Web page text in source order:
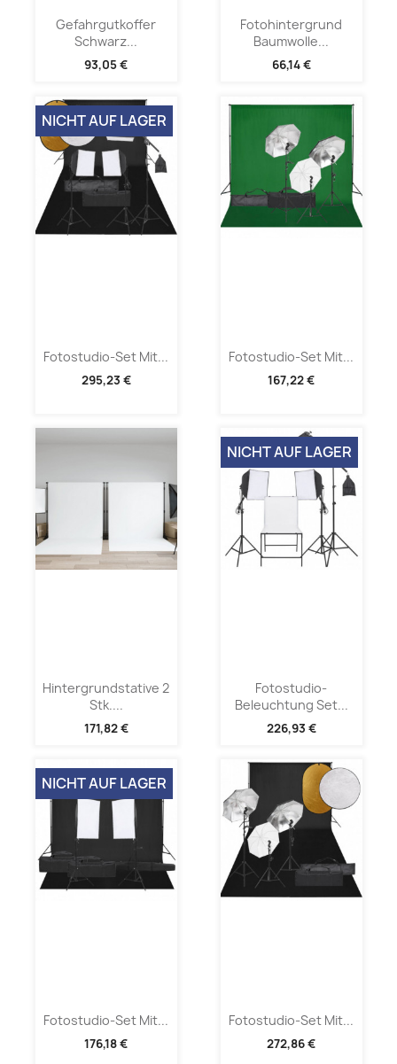
Gefahrgutkoffer
Schwarz...
93,05 €
Fotohintergrund
Baumwolle...
66,14 €
Fotostudio-Set Mit...
295,23 €
NICHT AUF LAGER
Fotostudio-Set Mit...
167,22 €
Hintergrundstative 2
Stk....
171,82 €
Fotostudio-
Beleuchtung Set...
226,93 €
NICHT AUF LAGER
Fotostudio-Set Mit...
176,18 €
NICHT AUF LAGER
Fotostudio-Set Mit...
272,86 €